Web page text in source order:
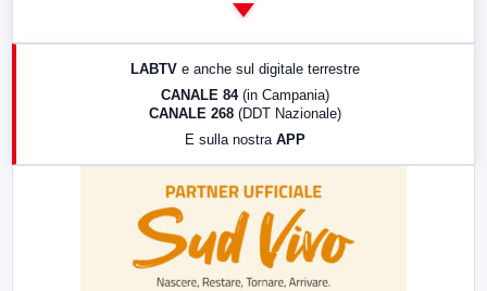
17:00 LabNews (replica)
LABTV e anche sul digitale terrestre
CANALE 84 (in Campania)
CANALE 268 (DDT Nazionale)
E sulla nostra APP